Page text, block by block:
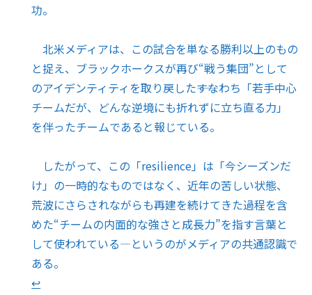
功。
北米メディアは、この試合を単なる勝利以上のもの
と捉え、ブラックホークスが再び“戦う集団”として
のアイデンティティを取り戻した――すなわち「若手中心
チームだが、どんな逆境にも折れずに立ち直る力」
を伴ったチームであると報じている。
したがって、この「resilience」は「今シーズンだ
け」の一時的なものではなく、近年の苦しい状態、
荒波にさらされながらも再建を続けてきた過程を含
めた“チームの内面的な強さと成長力”を指す言葉と
して使われている—というのがメディアの共通認識で
ある。
↩︎